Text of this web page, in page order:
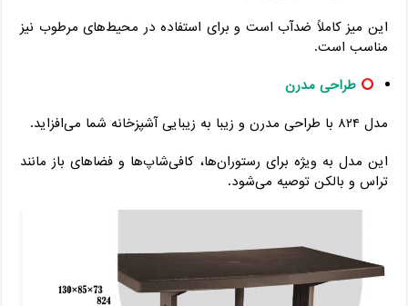
این میز کاملاً ضدآب است و برای استفاده در محیط‌های مرطوب نیز
مناسب است.
طراحی مدرن
مدل ۸۲۴ با طراحی مدرن و زیبا به زیبایی آشپزخانه شما می‌افزاید.
این مدل به ویژه برای رستوران‌ها، کافی‌شاپ‌ها و فضاهای باز مانند
تراس و بالکن توصیه می‌شود.